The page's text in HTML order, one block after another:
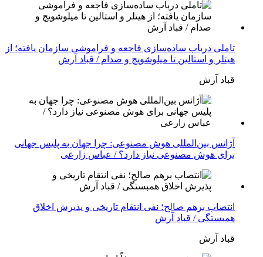
تاملی درباب سادەسازی فاجعە و فراموشی سازمان یافتە؛ از
هیتلر و استالین تا میلوشویچ و صدام / قباد آرش
قباد آرش
آژانس بین‌المللی هوش مصنوعی: چرا جهان به پلیس جهانی
برای هوش مصنوعی نیاز دارد؟ / عباس زارعی
انتصاب برهم صالح؛ نفی انتقام تاریخی و پذیرش اخلاق
همبستگی / قباد آرش
قباد آرش